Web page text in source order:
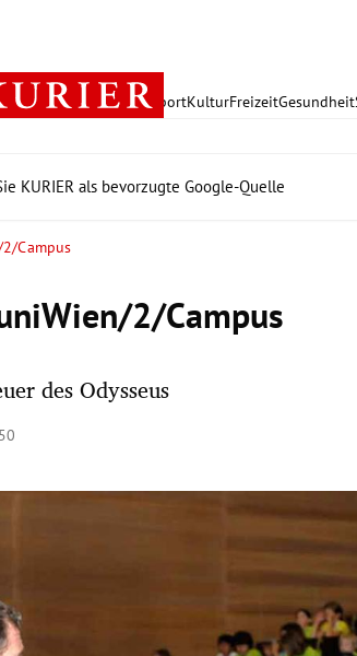
PolitikWirtschaft SportKulturFreizeitGesundheit
KURIER als bevorzugte Google-Quelle
Campus
2/Campus
des Odysseus
öffnen/schließen